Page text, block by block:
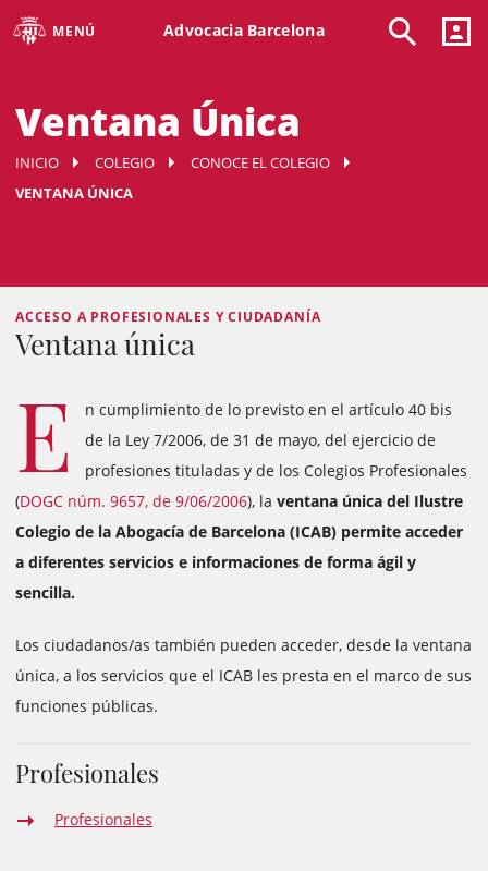
MENÚ Advocacia Barcelona
Ventana Única
INICIO COLEGIO
CONOCE EL COLEGIO
VENTANA ÚNICA
ACCESO A PROFESIONALES Y CIUDADANÍA
Ventana única
E
n cumplimiento de lo previsto en el artículo 40 bis
de la Ley 7/2006, de 31 de mayo, del ejercicio de
profesiones tituladas y de los Colegios Profesionales
(DOGC núm. 9657, de 9/06/2006), la ventana única del Ilustre
Colegio de la Abogacía de Barcelona (ICAB) permite acceder
a diferentes servicios e informaciones de forma ágil y
sencilla.
Los ciudadanos/as también pueden acceder, desde la ventana
única, a los servicios que el ICAB les presta en el marco de sus
funciones públicas.
Profesionales
Profesionales